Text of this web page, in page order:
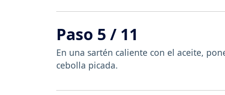
Paso 5 / 11
En una sartén caliente con el aceite,
cebolla picada.